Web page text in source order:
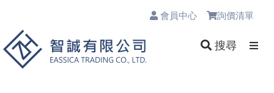
會員中心 詢價清單
搜尋